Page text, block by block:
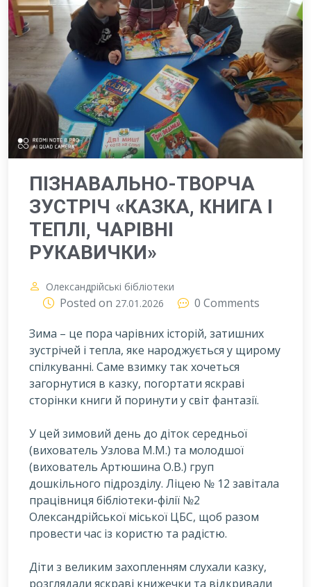
ПІЗНАВАЛЬНО-ТВОРЧА
ЗУСТРІЧ «КАЗКА, КНИГА І
ТЕПЛІ, ЧАРІВНІ
РУКАВИЧКИ»
Олександрійські бібліотеки
Posted on 27.01.2026
0 Comments
Зима – це пора чарівних історій, затишних
зустрічей і тепла, яке народжується у щирому
спілкуванні. Саме взимку так хочеться
загорнутися в казку, погортати яскраві
сторінки книги й поринути у світ фантазії.
У цей зимовий день до діток середньої
(вихователь Узлова М.М.) та молодшої
(вихователь Артюшина О.В.) груп
дошкільного підрозділу. Ліцею № 12 завітала
працівниця бібліотеки-філії №2
Олександрійської міської ЦБС, щоб разом
провести час із користю та радістю.
Діти з великим захопленням слухали казку,
розглядали яскраві книжечки та відкривали